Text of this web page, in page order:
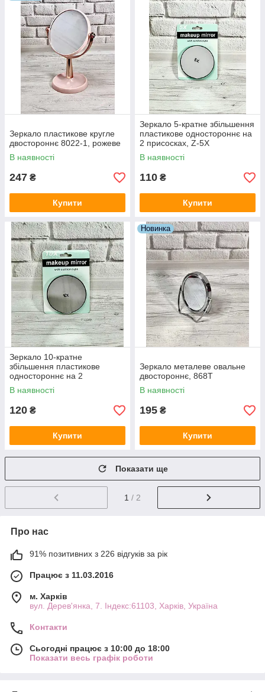
Зеркало пластикове кругле
двостороннє 8022-1, рожеве
В наявності
247 ₴
Купити
Зеркало 5-кратне збільшення
пластикове одностороннє на
2 присосках, Z-5X
В наявності
110 ₴
Купити
Зеркало 10-кратне
збільшення пластикове
одностороннє на 2
присосках, Z-10X
В наявності
120 ₴
Купити
Новинка
Зеркало металеве овальне
двостороннє, 868T
В наявності
195 ₴
Купити
Показати ще
1 / 2
Про нас
91% позитивних з 226 відгуків за рік
Працює з 11.03.2016
м. Харків
вул. Дерев'янка, 7. Індекс:61103, Харків, Україна
Контакти
Сьогодні працює з 10:00 до 18:00
Показати весь графік роботи